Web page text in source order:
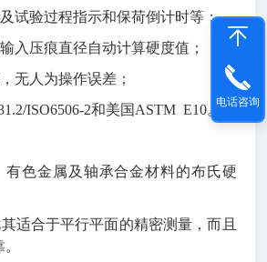
试验过程指示和保荷倒计时等；
入压痕直径自动计算硬度值；
无人为操作误差；
ISO6506-2和美国ASTM E10。
有色金属及轴承合金材料的布氏硬
适合于平行平面的精密测量，而且
电话咨询